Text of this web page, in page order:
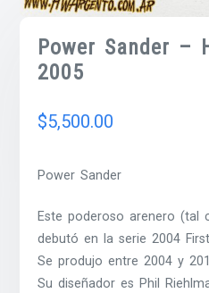
Power Sander –
2005
$5,500.00
Power Sander
Este poderoso arenero (tal
debutó en la serie 2004
Se produjo entre 2004 y
Su diseñador es Phil